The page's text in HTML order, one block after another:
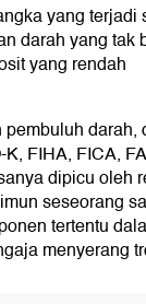
yang terjadi
darah yang tak
yang rendah
darah,
FIHA, FICA,
dipicu oleh
seseorang
tertentu
menyerang